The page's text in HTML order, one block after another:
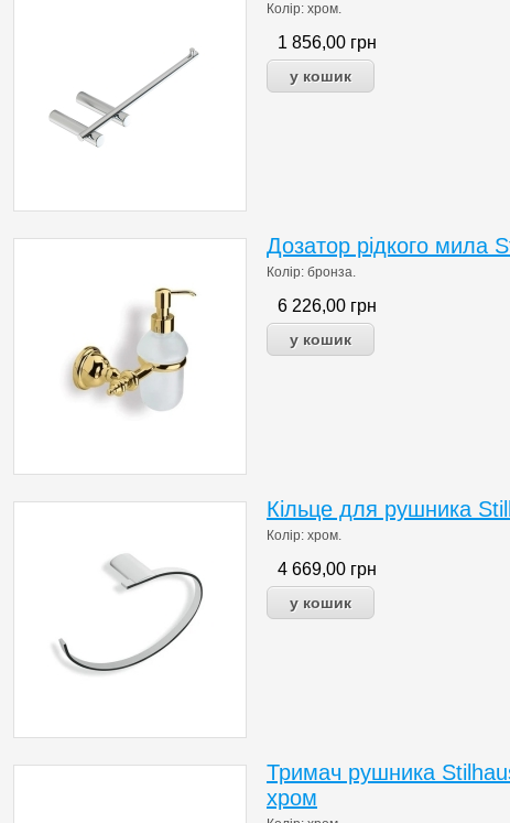
Колір: хром.
1 856,00 грн
Дозатор рідкого мила
Колір: бронза.
6 226,00 грн
Кільце для рушника
Колір: хром.
4 669,00 грн
Тримач рушника
хром